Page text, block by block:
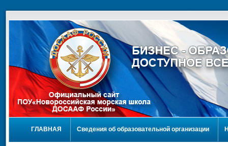
ГЛАВНАЯ Сведения об образовательной организации